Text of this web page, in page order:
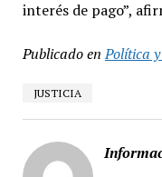
interés de pago”,
Publicado en Política
JUSTICIA